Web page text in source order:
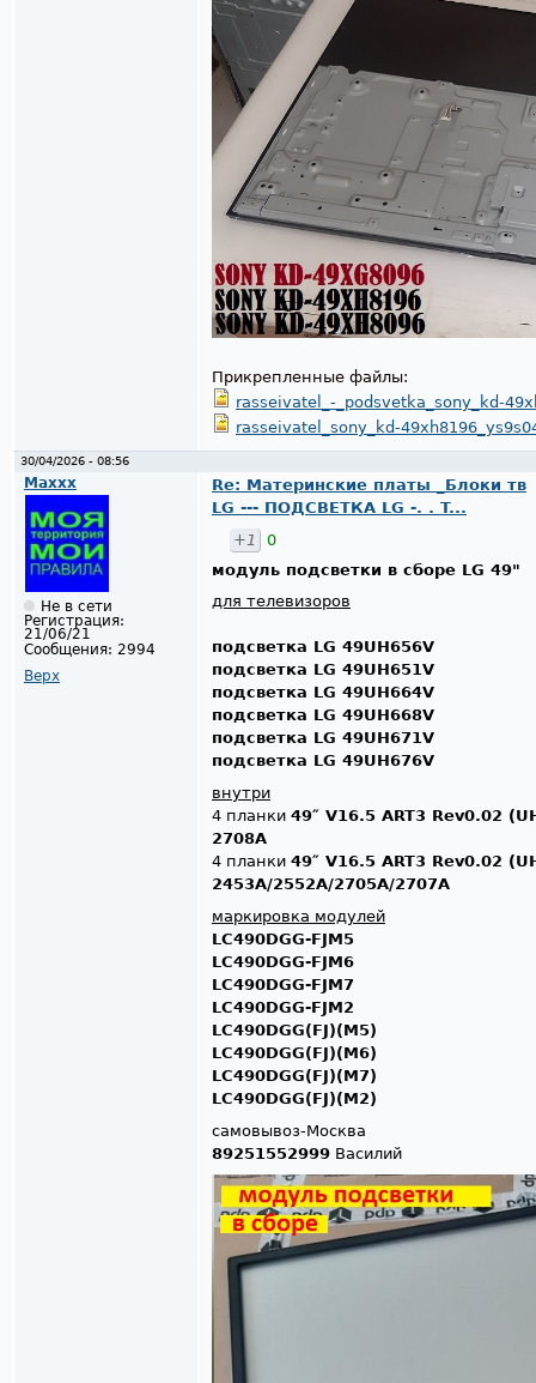
Прикрепленные файлы:
rasseivatel_-_podsvetka_sony_kd-
rasseivatel_sony_kd-
30/04/2026 - 08:56
Maxxx
Не в сети
Регистрация:
21/06/21
Сообщения: 2994
Верх
Re: Материнские платы _Блоки тв
LG --- ПОДСВЕТКА LG -. . T...
+1
0
модуль подсветки в сборе LG 49"
для телевизоров
подсветка LG 49UH656V
подсветка LG 49UH651V
подсветка LG 49UH664V
подсветка LG 49UH668V
подсветка LG 49UH671V
подсветка LG 49UH676V
внутри
4 планки 49″ V16.5 ART3 Rev0.02
2708A
4 планки 49″ V16.5 ART3 Rev0.02
2453A/2552A/2705A/2707A
маркировка модулей
LC490DGG-FJM5
LC490DGG-FJM6
LC490DGG-FJM7
LC490DGG-FJM2
LC490DGG(FJ)(M5)
LC490DGG(FJ)(M6)
LC490DGG(FJ)(M7)
LC490DGG(FJ)(M2)
самовывоз-Москва
89251552999 Василий